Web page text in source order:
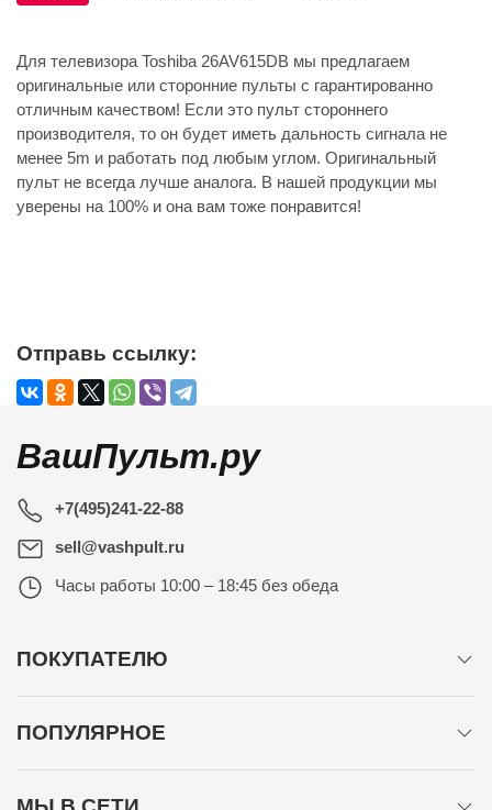
Для телевизора Toshiba 26AV615DB мы предлагаем
оригинальные или сторонние пульты с гарантированно
отличным качеством! Если это пульт стороннего
производителя, то он будет иметь дальность сигнала не
менее 5m и работать под любым углом. Оригинальный
пульт не всегда лучше аналога. В нашей продукции мы
уверены на 100% и она вам тоже понравится!
Отправь ссылку:
ВашПульт.ру
+7(495)241-22-88
sell@vashpult.ru
Часы работы 10:00 – 18:45 без обеда
ПОКУПАТЕЛЮ
ПОПУЛЯРНОЕ